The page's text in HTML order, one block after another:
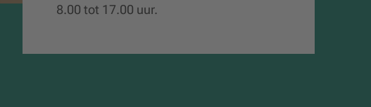
8.00 tot 17.00 uur.